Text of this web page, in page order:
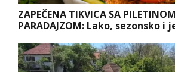
ZAPEČENA TIKVICA SA
PARADAJZOM: Lako, sezonsko i